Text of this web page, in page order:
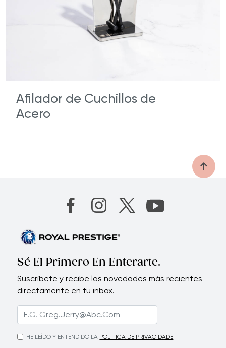
Afilador de Cuchillos de
Acero
Sé El Primero En Enterarte.
Suscríbete y recibe las novedades más recientes
directamente en tu inbox.
HE LEÍDO Y ENTENDIDO LA POLITICA DE PRIVACIDADE